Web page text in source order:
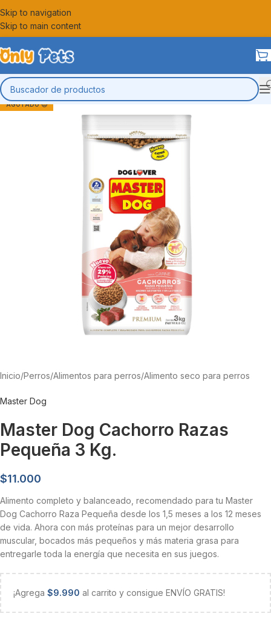
Skip to navigation
Skip to main content
AGOTADO 😔
Inicio/Perros/Alimentos para perros/Alimento seco para perros
Master Dog
Master Dog Cachorro Razas
Pequeña 3 Kg.
$11.000
Alimento completo y balanceado, recomendado para tu Master
Dog Cachorro Raza Pequeña desde los 1,5 meses a los 12 meses
de vida. Ahora con más proteínas para un mejor desarrollo
muscular, bocados más pequeños y más materia grasa para
entregarle toda la energía que necesita en sus juegos.
¡Agrega $9.990 al carrito y consigue ENVÍO GRATIS!